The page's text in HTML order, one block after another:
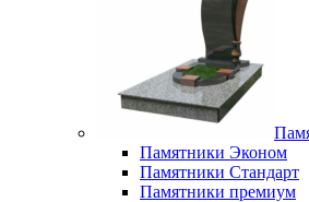
Памятники Эконом
Памятники Стандарт
Памятники премиум